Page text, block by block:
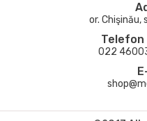
or. Chişinău,
022